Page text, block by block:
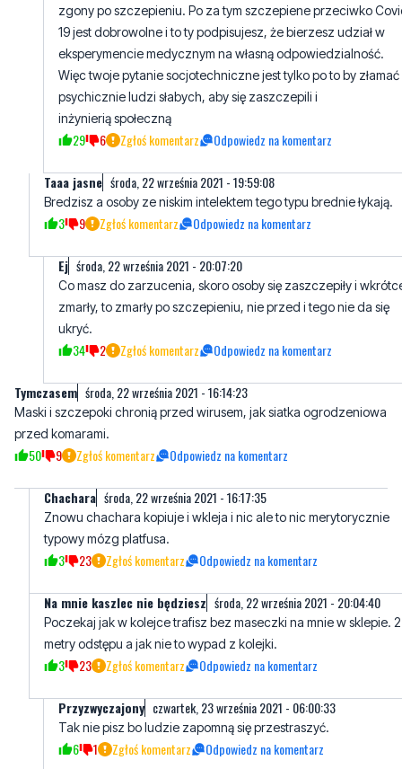
Więc twoje pytanie socjotechniczne jest tylko po to by złamać
psychicznie ludzi słabych, aby się zaszczepili i
inżynierią społeczną
29 6 Zgłoś komentarz Odpowiedz na komentarz
Taaa jasne środa, 22 września 2021 - 19:59:08
Bredzisz a osoby ze niskim intelektem tego typu brednie łykają.
Ej środa, 22 września 2021 - 20:07:20
Co masz do zarzucenia, skoro osoby się zaszczepiły i
ukryć.
34 2 Zgłoś komentarz Odpowiedz na komentarz
Tymczasem środa, 22 września 2021 - 16:14:23
Maski i szczepoki chronią przed wirusem, jak siatka ogrodzeniowa
50 9 Zgłoś komentarz Odpowiedz na komentarz
Chachara środa, 22 września 2021 - 16:17:35
Znowu chachara kopiuje i wkleja i nic ale to nic merytorycznie
3 23 Zgłoś komentarz Odpowiedz na komentarz
Na mnie kaszlec nie będziesz
Poczekaj jak w kolejce trafisz bez maseczki na mnie w sklepie. 2
3 23 Zgłoś komentarz Odpowiedz na komentarz
Przyzwyczajony czwartek, 23 września 2021 - 06:00:33
Tak nie pisz bo ludzie zapomną się przestraszyć.
osa wtorek, 28 września 2021 - 19:51:43
Szeryf kolejki